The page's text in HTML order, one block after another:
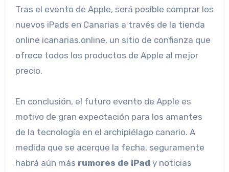
Tras el evento de Apple, será posible comprar los
nuevos iPads en Canarias a través de la tienda
online icanarias.online, un sitio de confianza que
ofrece todos los productos de Apple al mejor
precio.
En conclusión, el futuro evento de Apple es
motivo de gran expectación para los amantes
de la tecnología en el archipiélago canario. A
medida que se acerque la fecha, seguramente
habrá aún más rumores de iPad y noticias